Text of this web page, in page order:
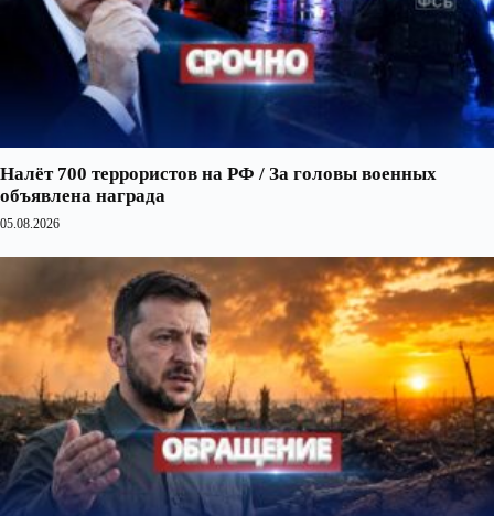
Налёт 700 террористов на РФ / За головы военных
объявлена награда
05.08.2026